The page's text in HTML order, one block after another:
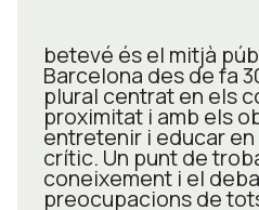
betevé és el mitjà
Barcelona des de fa
plural centrat en els
proximitat i amb els
entretenir i educar
crític. Un punt de
coneixement i el
preocupacions de